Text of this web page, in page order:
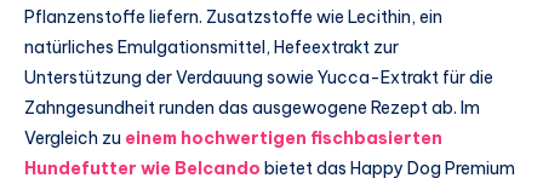
Pflanzenstoffe liefern. Zusatzstoffe wie Lecithin, ein
natürliches Emulgationsmittel, Hefeextrakt zur
Unterstützung der Verdauung sowie Yucca-Extrakt für die
Zahngesundheit runden das ausgewogene Rezept ab. Im
Vergleich zu einem hochwertigen fischbasierten
Hundefutter wie Belcando bietet das Happy Dog Premium